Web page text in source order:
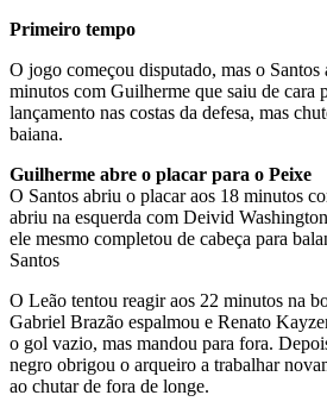
Primeiro tempo
O jogo começou disputado, mas o Santos
minutos com Guilherme que saiu de cara
lançamento nas costas da defesa, mas
baiana.
Guilherme abre o placar para o Peixe
O Santos abriu o placar aos 18 minutos
abriu na esquerda com Deivid
ele mesmo completou de cabeça para
Santos
O Leão tentou reagir aos 22 minutos na
Gabriel Brazão espalmou e Renato
o gol vazio, mas mandou para fora.
negro obrigou o arqueiro a trabalhar
ao chutar de fora de longe.